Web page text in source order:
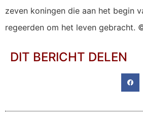
zeven koningen die aan het begin
regeerden om het leven gebracht.
DIT BERICHT DELEN